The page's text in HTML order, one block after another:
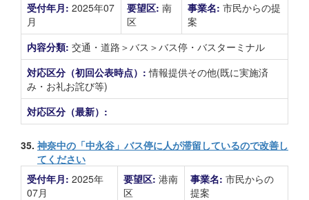
受付年月: 2025年07
月
要望区: 南
区
事業名: 市民からの提
案
内容分類: 交通・道路＞バス＞バス停・バスターミナル
対応区分（初回公表時点）:情報提供その他(既に実施済
み・お礼お詫び等)
対応区分（最新）:
35. 神奈中の「中永谷」バス停に人が滞留しているので改善し
てください
受付年月: 2025年
07月
要望区: 港南
区
事業名: 市民からの
提案